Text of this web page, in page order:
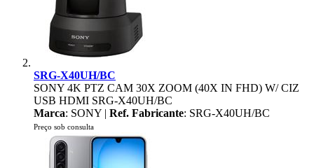
SRG-X40UH/BC
SONY 4K PTZ CAM 30X ZOOM (40X IN FHD) W/ CIZ
USB HDMI SRG-X40UH/BC
Marca: SONY | Ref. Fabricante: SRG-X40UH/BC
Preço sob consulta